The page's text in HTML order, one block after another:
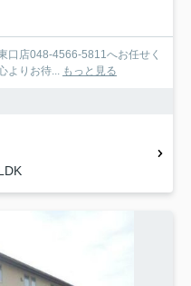
口店048-4566-5811へお任せく
よりお待...
もっと見る